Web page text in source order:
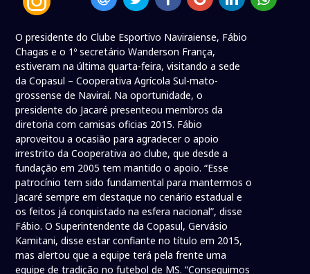
O presidente do Clube Esportivo Naviraiense, Fábio
Chagas e o 1º secretário Wanderson França,
estiveram na última quarta-feira, visitando a sede
da Copasul – Cooperativa Agrícola Sul-mato-
grossense de Naviraí. Na oportunidade, o
presidente do Jacaré presenteou membros da
diretoria com camisas oficias 2015. Fábio
aproveitou a ocasião para agradecer o apoio
irrestrito da Cooperativa ao clube, que desde a
fundação em 2005 tem mantido o apoio. “Esse
patrocínio tem sido fundamental para mantermos o
Jacaré sempre em destaque no cenário estadual e
os feitos já conquistado na esfera nacional”, disse
Fábio. O Superintendente da Copasul, Gervásio
Kamitani, disse estar confiante no título em 2015,
mas alertou que a equipe terá pela frente uma
equipe de tradição no futebol de MS. “Conseguimos